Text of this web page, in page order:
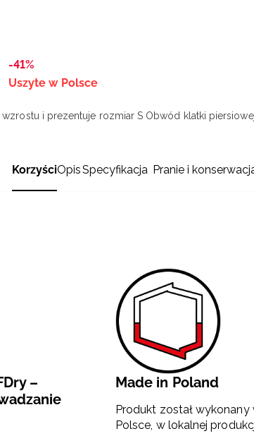
-41%
Uszyte w Polsce
wzrostu i prezentuje rozmiar S Obwód klatki
KorzyściOpisSpecyfikacja Pranie i
–
Made in Poland
Produkt został wykonany
Polsce, w lokalnej